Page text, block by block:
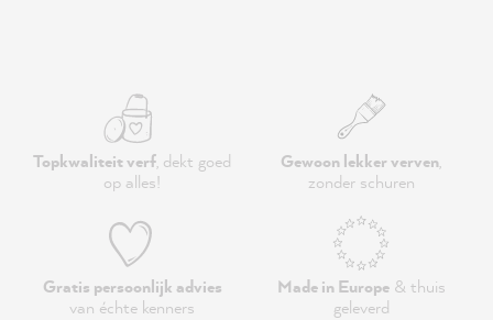
Topkwaliteit verf, dekt goed
op alles!
Gewoon lekker verven,
zonder schuren
Gratis persoonlijk advies
van échte kenners
Made in Europe& thuis
geleverd